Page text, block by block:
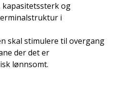
kapasitetssterk og
i
skal stimulere til overgang
der det er
lønnsomt.